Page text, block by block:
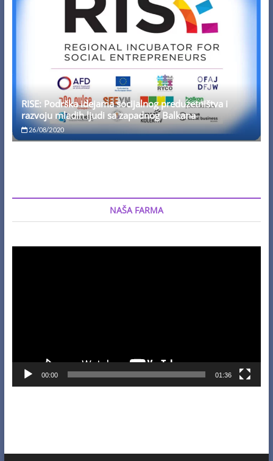
RISE: Podrška idejama socijalnog preduzetništva i
razvoju mladih ljudi sa zapadnog Balkana
26/08/2020
NAŠA FARMA
00:00 01:36